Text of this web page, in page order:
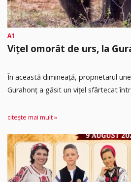
A1
Vițel omorât de urs, la
În această dimineață, proprietarul
Gurahonț a găsit un vițel sfârtecat
citește mai mult »